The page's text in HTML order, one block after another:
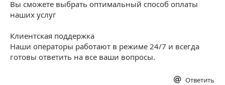
Вы сможете выбрать оптимальный способ оплаты
наших услуг
Клиентская поддержка
Наши операторы работают в режиме 24/7 и всегда
готовы ответить на все ваши вопросы.
Ответить